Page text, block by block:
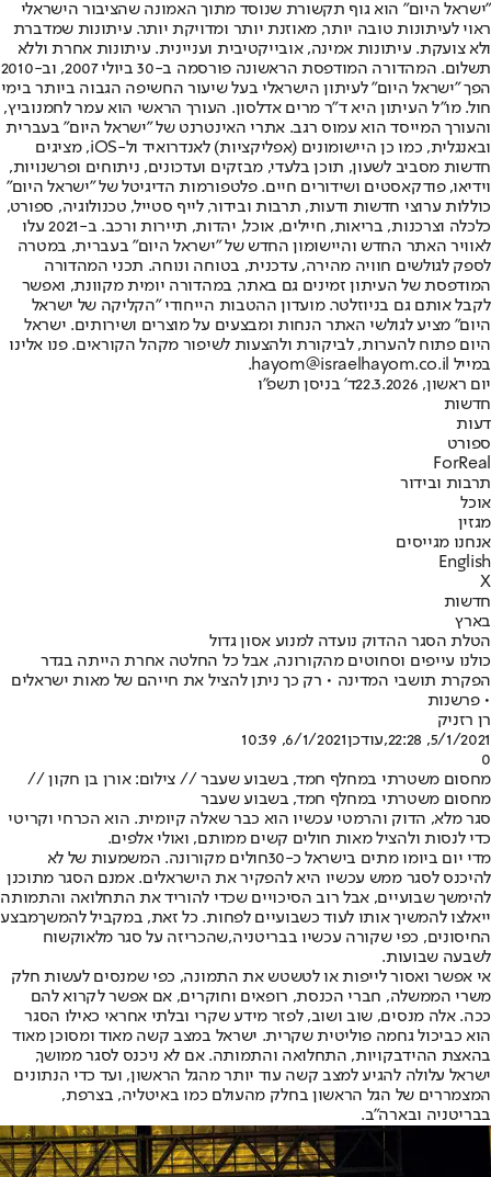
"ישראל היום" הוא גוף תקשורת שנוסד מתוך האמונה שהציבור הישראלי
ראוי לעיתונות טובה יותר, מאוזנת יותר ומדויקת יותר. עיתונות שמדברת
ולא צועקת. עיתונות אמינה, אובייקטיבית ועניינית. עיתונות אחרת וללא
תשלום. המהדורה המודפסת הראשונה פורסמה ב-30 ביולי 2007, וב-2010
הפך "ישראל היום" לעיתון הישראלי בעל שיעור החשיפה הגבוה ביותר בימי
חול. מו"ל העיתון היא ד"ר מרים אדלסון. העורך הראשי הוא עמר לחמנוביץ,
והעורך המייסד הוא עמוס רגב. אתרי האינטרנט של "ישראל היום" בעברית
ובאנגלית, כמו כן היישומונים (אפליקציות) לאנדרואיד ול-iOS, מציגים
חדשות מסביב לשעון, תוכן בלעדי, מבזקים ועדכונים, ניתוחים ופרשנויות,
וידיאו, פודקאסטים ושידורים חיים. פלטפורמות הדיגיטל של "ישראל היום"
כוללות ערוצי חדשות ודעות, תרבות ובידור, לייף סטייל, טכנולוגיה, ספורט,
כלכלה וצרכנות, בריאות, חיילים, אוכל, יהדות, תיירות ורכב. ב-2021 עלו
לאוויר האתר החדש והיישומון החדש של "ישראל היום" בעברית, במטרה
לספק לגולשים חוויה מהירה, עדכנית, בטוחה ונוחה. תכני המהדורה
המודפסת של העיתון זמינים גם באתר, במהדורה יומית מקוונת, ואפשר
לקבל אותם גם בניוזלטר. מועדון ההטבות הייחודי "הקליקה של ישראל
היום" מציע לגולשי האתר הנחות ומבצעים על מוצרים ושירותים. ישראל
היום פתוח להערות, לביקורת ולהצעות לשיפור מקהל הקוראים. פנו אלינו
במייל hayom@israelhayom.co.il.
יום ראשון, 22.3.2026
ד' בניסן תשפ"ו
חדשות
דעות
ספורט
ForReal
תרבות ובידור
אוכל
מגזין
אנחנו מגייסים
English
X
חדשות
בארץ
הטלת הסגר ההדוק נועדה למנוע אסון גדול
כולנו עייפים וסחוטים מהקורונה, אבל כל החלטה אחרת הייתה בגדר
הפקרת תושבי המדינה • רק כך ניתן להציל את חייהם של מאות ישראלים
• פרשנות
רן רזניק
5/1/2021, 22:28
,עודכן6/1/2021, 10:39
0
מחסום משטרתי במחלף חמד, בשבוע שעבר // צילום: אורן בן חקון //
מחסום משטרתי במחלף חמד, בשבוע שעבר
סגר מלא, הדוק והרמטי עכשיו הוא כבר שאלה קיומית. הוא הכרחי וקריטי
כדי לנסות ולהציל מאות חולים קשים ממותם, ואולי אלפים.
מדי יום ביומו מתים בישראל כ-30
חולים מקורונה. המשמעות של לא
להיכנס לסגר ממש עכשיו היא להפקיר את הישראלים. אמנם הסגר מתוכנן
להימשך שבועיים, אבל רוב הסיכויים שכדי להוריד את התחלואה והתמותה
ייאלצו להמשיך אותו לעוד כשבועיים לפחות. כל זאת, במקביל להמשךמבצע
החיסונים, כפי שקורה עכשיו בבריטניה,שהכריזה על סגר מלאוקשוח
לשבעה שבועות.
אי אפשר ואסור לייפות או לטשטש את התמונה, כפי שמנסים לעשות חלק
משרי הממשלה, חברי הכנסת, רופאים וחוקרים, אם אפשר לקרוא להם
ככה. אלה מנסים, שוב ושוב, לפזר מידע שקרי ובלתי אחראי כאילו הסגר
הוא כביכול גחמה פוליטית שקרית. ישראל במצב קשה מאוד ומסוכן מאוד
בהאצת ההידבקויות, התחלואה והתמותה. אם לא ניכנס לסגר ממושך,
ישראל עלולה להגיע למצב קשה עוד יותר מהגל הראשון, ועד כדי הנתונים
המצמררים של הגל הראשון בחלק מהעולם כמו באיטליה, בצרפת,
בבריטניה ובארה"ב.